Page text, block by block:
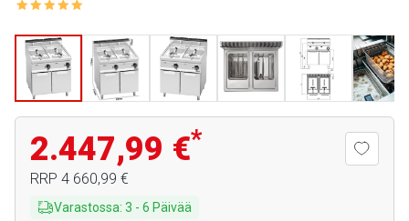
2.447,99 €*
RRP 4 660,99 €
Varastossa: 3 - 6 Päivää